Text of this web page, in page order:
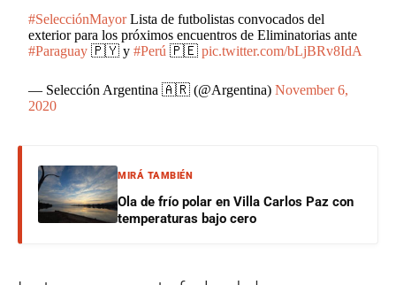
#SelecciónMayorLista de futbolistas convocados del
exterior para los próximos encuentros de Eliminatorias ante
#Paraguay 🇵🇾 y#Perú 🇵🇪pic.twitter.com/bLjBRv8IdA
— Selección Argentina 🇦🇷 (@Argentina)November 6,
2020
MIRÁ TAMBIÉN
Ola de frío polar en Villa Carlos Paz con
temperaturas bajo cero